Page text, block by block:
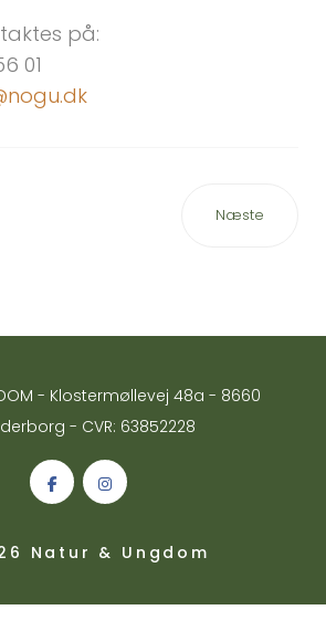
på:
01
Næste
- Klostermøllevej 48a - 8660
- CVR: 63852228
Natur & Ungdom